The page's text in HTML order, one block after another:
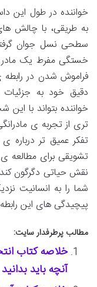
خواننده در طول این
به طریقی، با چالش
سطحی نسل جوان
خستگی مفرط یک مادر
فراموش شدن در
دقیق خود به جزئیات
خواننده بتواند با
تری از تجربه ی
تفکر عمیق تر درباره
تشویقی برای مطالعه ی
نقش حیاتی دگرگون
شما را به انسانیت
پیچیدگی های این
مطالب پرطرفدار سایت:
خلاصه کتاب
آنچه باید بدانید